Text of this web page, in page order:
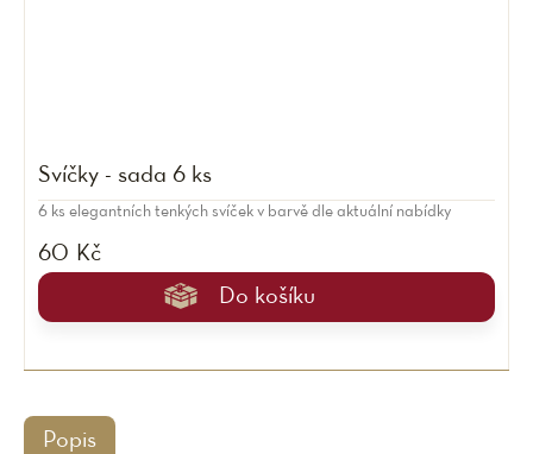
Svíčky - sada 6 ks
60 Kč
Do košíku
6 ks elegantních tenkých svíček v barvě dle aktuální nabídky
Popis